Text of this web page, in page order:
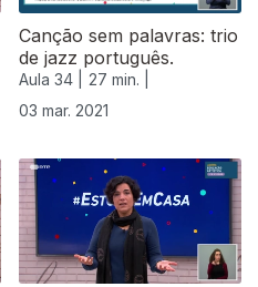
Canção sem palavras: trio
de jazz português.
Aula 34 |
27 min. |
03 mar. 2021